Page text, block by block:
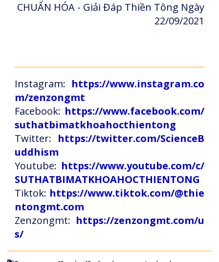
CHUẨN HÓA - Giải Đáp Thiền Tông Ngày
22/09/2021
Instagram: https://www.instagram.co
m/zenzongmt
Facebook: https://www.facebook.com/
suthatbimatkhoahocthientong
Twitter: https://twitter.com/ScienceB
uddhism
Youtube: https://www.youtube.com/c/
SUTHATBIMATKHOAHOCTHIENTONG
Tiktok: https://www.tiktok.com/@thie
ntongmt.com
Zenzongmt: https://zenzongmt.com/u
s/